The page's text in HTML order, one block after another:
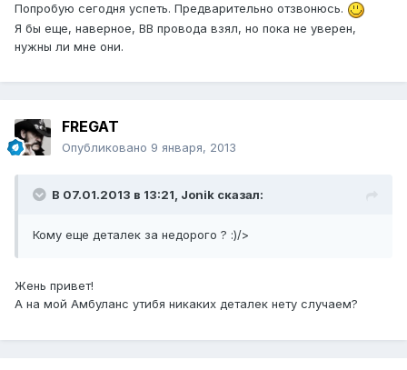
Попробую сегодня успеть. Предварительно отзвонюсь.
Я бы еще, наверное, ВВ провода взял, но пока не уверен,
нужны ли мне они.
FREGAT
Опубликовано 9 января, 2013
В 07.01.2013 в 13:21, Jonik сказал:
Кому еще деталек за недорого ? :)/>
Жень привет!
А на мой Амбуланс утибя никаких деталек нету случаем?